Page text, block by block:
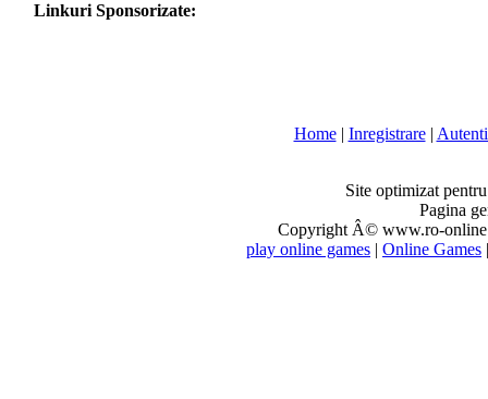
Linkuri Sponsorizate:
Home| Inregistrare|
Site optimizat
Pagina
Copyright Â© www.ro-
play online games | Online Games